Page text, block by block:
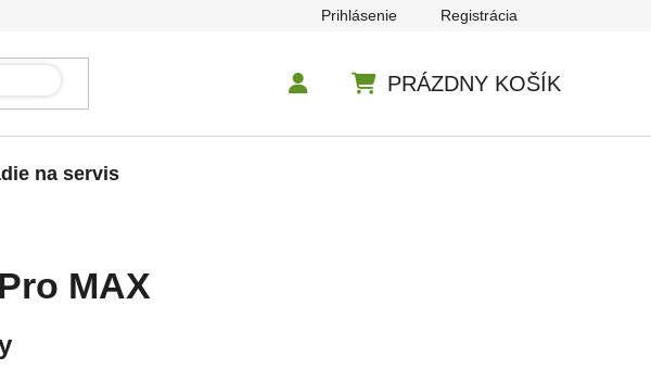
Prihlásenie Registrácia
PRÁZDNY KOŠÍK
na servis
MAX